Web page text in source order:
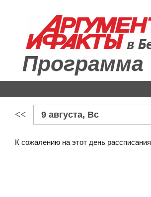
Программа
<< 9 августа, Вс
К сожалению на этот день рассписания